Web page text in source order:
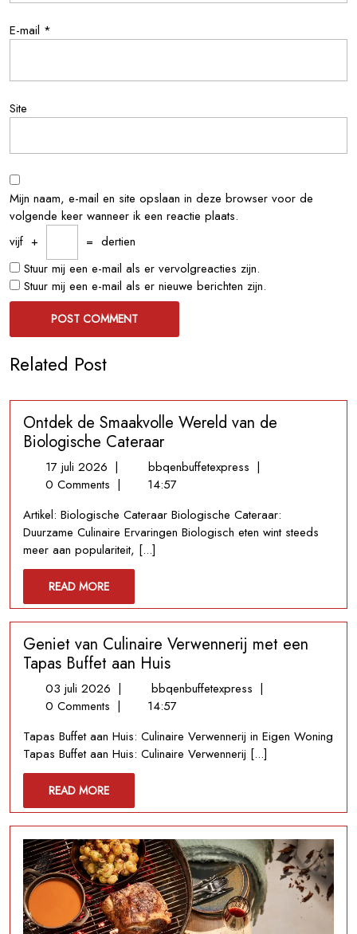
E-mail *
Site
Mijn naam, e-mail en site opslaan in deze browser voor de
volgende keer wanneer ik een reactie plaats.
vijf + = dertien
Stuur mij een e-mail als er vervolgreacties zijn.
Stuur mij een e-mail als er nieuwe berichten zijn.
Related Post
Ontdek de Smaakvolle Wereld van de
Biologische Cateraar
17 juli 2026 17
juli
| bbqenbuffetexpress Ontdek
Wereld
van
|
0 Comments |
14:57
Artikel: Biologische Cateraar Biologische Cateraar:
Duurzame Culinaire Ervaringen Biologisch eten wint steeds
meer aan populariteit, [...]
READ MOREREAD
MORE
Geniet van Culinaire Verwennerij met een
Tapas Buffet aan Huis
03 juli 2026 03
juli
| bbqenbuffetexpress Geniet
Verwennerij
met
Buffet
aan
Huis
|
0 Comments |
14:57
Tapas Buffet aan Huis: Culinaire Verwennerij in Eigen Woning
Tapas Buffet aan Huis: Culinaire Verwennerij [...]
READ MOREREAD
MORE